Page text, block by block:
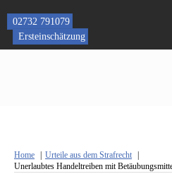
content
02732 791079
Ersteinschätzung
Home
Urteile aus dem Strafrecht
Unerlaubtes Handeltreiben mit